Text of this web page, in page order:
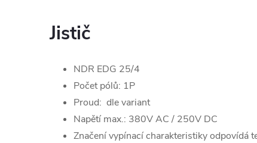
Jistič
NDR EDG 25/4
Počet pólů: 1P
Proud: dle variant
Napětí max.: 380V AC / 250V DC
Značení vypínací charakteristiky odpovídá